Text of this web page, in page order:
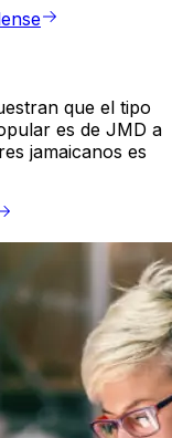
que el tipo
es de JMD a
jamaicanos es